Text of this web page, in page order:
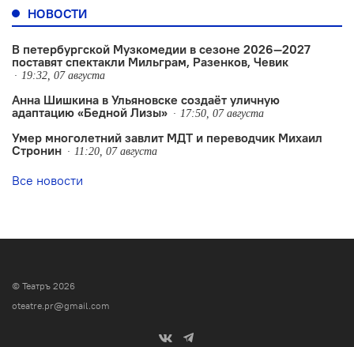
НОВОСТИ
В петербургской Музкомедии в сезоне 2026—2027
поставят спектакли Мильграм, Разенков, Чевик
19:32, 07 августа
Анна Шишкина в Ульяновске создаëт уличную
адаптацию «Бедной Лизы»
17:50, 07 августа
Умер многолетний завлит МДТ и переводчик Михаил
Стронин
11:20, 07 августа
Все новости
© Театръ 2026
oteatre.pr@gmail.com